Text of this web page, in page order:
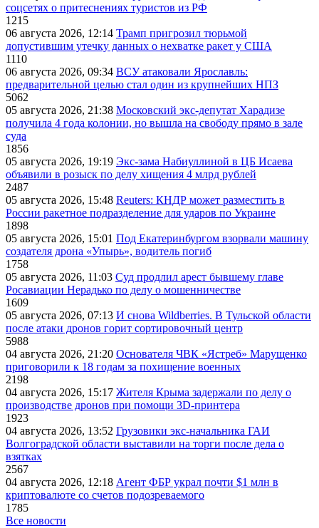
соцсетях о притеснениях туристов из РФ
1215
06 августа 2026, 12:14 Трамп пригрозил тюрьмой
допустившим утечку данных о нехватке ракет у США
1110
06 августа 2026, 09:34 ВСУ атаковали Ярославль:
предварительной целью стал один из крупнейших НПЗ
5062
05 августа 2026, 21:38 Московский экс-депутат Харадизе
получила 4 года колонии, но вышла на свободу прямо в зале
суда
1856
05 августа 2026, 19:19 Экс-зама Набиуллиной в ЦБ Исаева
объявили в розыск по делу хищения 4 млрд рублей
2487
05 августа 2026, 15:48 Reuters: КНДР может разместить в
России ракетное подразделение для ударов по Украине
1898
05 августа 2026, 15:01 Под Екатеринбургом взорвали машину
создателя дрона «Упырь», водитель погиб
1758
05 августа 2026, 11:03 Суд продлил арест бывшему главе
Росавиации Нерадько по делу о мошенничестве
1609
05 августа 2026, 07:13 И снова Wildberries. В Тульской области
после атаки дронов горит сортировочный центр
5988
04 августа 2026, 21:20 Основателя ЧВК «Ястреб» Марущенко
приговорили к 18 годам за похищение военных
2198
04 августа 2026, 15:17 Жителя Крыма задержали по делу о
производстве дронов при помощи 3D‑принтера
1923
04 августа 2026, 13:52 Грузовики экс-начальника ГАИ
Волгоградской области выставили на торги после дела о
взятках
2567
04 августа 2026, 12:18 Агент ФБР украл почти $1 млн в
криптовалюте со счетов подозреваемого
1785
Все новости